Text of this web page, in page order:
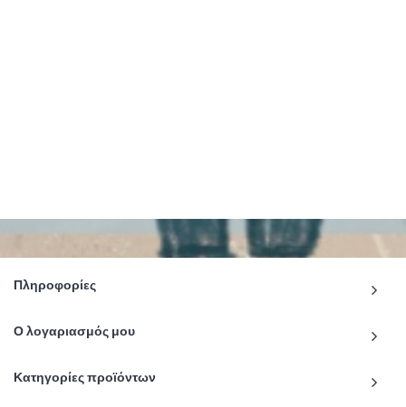
Πληροφορίες
Ο λογαριασμός μου
Κατηγορίες προϊόντων